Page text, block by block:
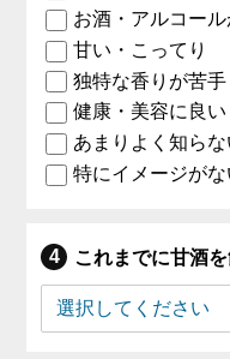
お酒・アルコー
甘い・こってり
独特な香りが苦手
健康・美容に良い
あまりよく知らな
特にイメージがな
これまでに甘酒